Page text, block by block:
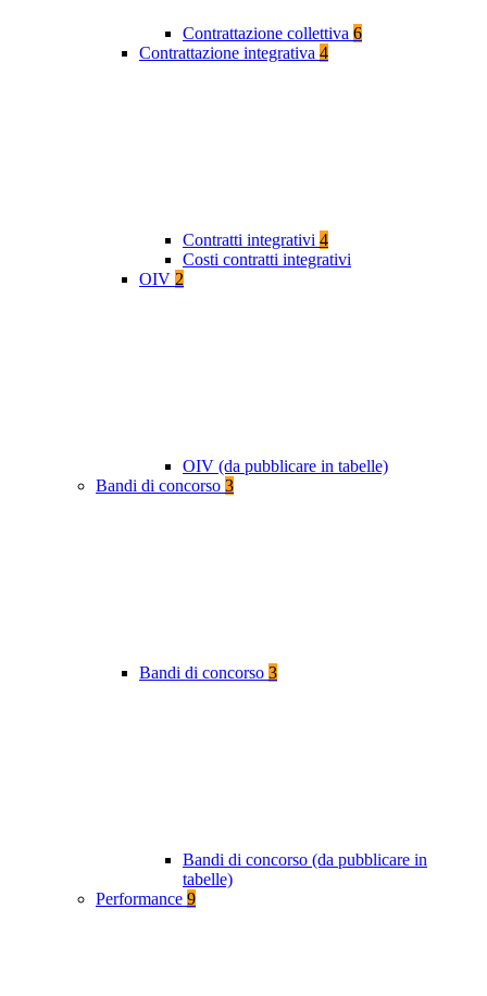
Contrattazione collettiva 6
Contrattazione integrativa 4
Contratti integrativi 4
Costi contratti integrativi
OIV 2
OIV (da pubblicare in tabelle)
Bandi di concorso 3
Bandi di concorso 3
Bandi di concorso (da pubblicare in
tabelle)
Performance 9